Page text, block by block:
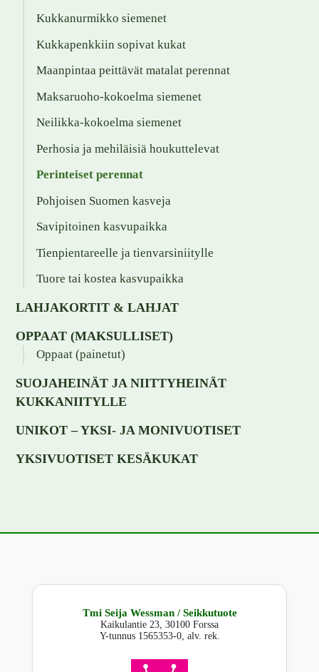
Kukkanurmikko siemenet
Kukkapenkkiin sopivat kukat
Maanpintaa peittävät matalat perennat
Maksaruoho-kokoelma siemenet
Neilikka-kokoelma siemenet
Perhosia ja mehiläisiä houkuttelevat
Perinteiset perennat
Pohjoisen Suomen kasveja
Savipitoinen kasvupaikka
Tienpientareelle ja tienvarsiniitylle
Tuore tai kostea kasvupaikka
LAHJAKORTIT & LAHJAT
OPPAAT (MAKSULLISET)
Oppaat (painetut)
SUOJAHEINÄT JA NIITTYHEINÄT
KUKKANIITYLLE
UNIKOT – YKSI- JA MONIVUOTISET
YKSIVUOTISET KESÄKUKAT
Tmi Seija Wessman / Seikkutuote
Kaikulantie 23, 30100 Forssa
Y-tunnus 1565353-0, alv. rek.